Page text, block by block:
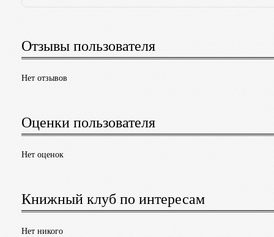
Отзывы пользователя
Нет отзывов
Оценки пользователя
Нет оценок
Книжный клуб по интересам
Нет никого